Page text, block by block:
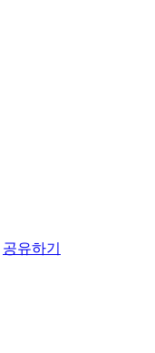
공유하기